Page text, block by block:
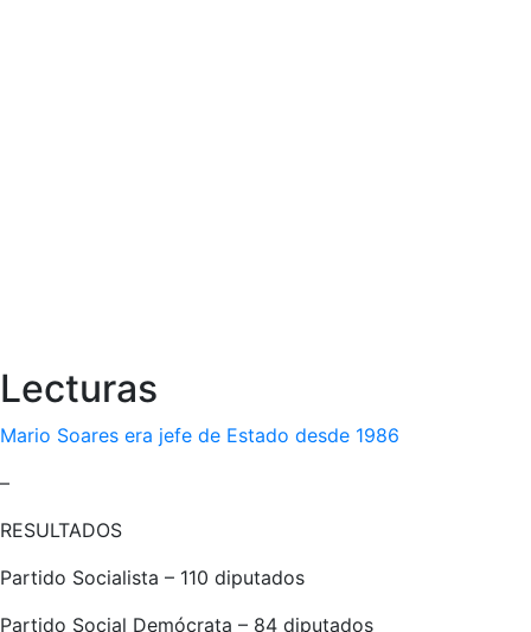
Lecturas
Mario Soares era jefe de Estado desde 1986
–
RESULTADOS
Partido Socialista – 110 diputados
Partido Social Demócrata – 84 diputados